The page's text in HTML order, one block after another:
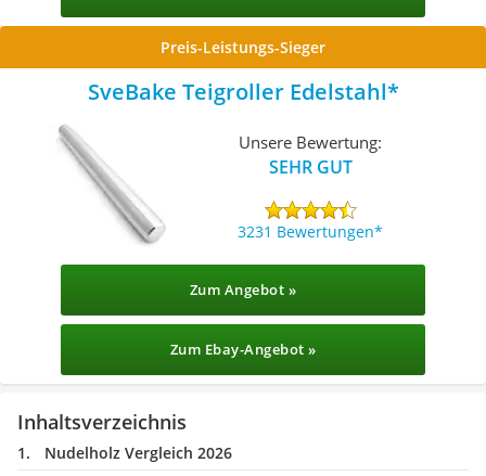
Preis-Leistungs-Sieger
SveBake Teigroller Edelstahl
Unsere Bewertung:
SEHR GUT
3231 Bewertungen
Zum Angebot »
Zum Ebay-Angebot »
Inhaltsverzeichnis
Nudelholz Vergleich 2026